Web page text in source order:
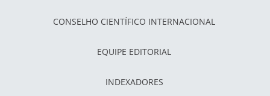
CONSELHO CIENTÍFICO INTERNACIONAL
EQUIPE EDITORIAL
INDEXADORES